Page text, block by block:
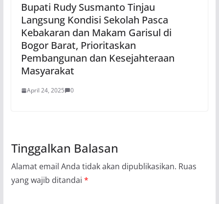
Bupati Rudy Susmanto Tinjau
Langsung Kondisi Sekolah Pasca
Kebakaran dan Makam Garisul di
Bogor Barat, Prioritaskan
Pembangunan dan Kesejahteraan
Masyarakat
April 24, 2025 0
Tinggalkan Balasan
Alamat email Anda tidak akan dipublikasikan. Ruas
yang wajib ditandai *